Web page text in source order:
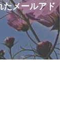
たメールアド